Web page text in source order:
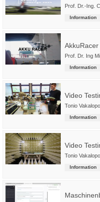
Prof. Dr.-Ing.
Information
AkkuRacer
Prof. Dr. Ing
Information
Video
Tonio
Information
Video
Tonio
Information